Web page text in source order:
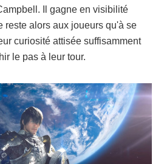
Il gagne en visibilité
reste alors aux joueurs qu'à se
curiosité attisée suffisamment
le pas à leur tour.